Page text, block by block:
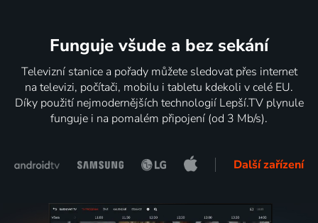
Funguje všude a bez sekání
Televizní stanice a pořady můžete sledovat přes internet
na televizi, počítači, mobilu i tabletu kdekoli v celé EU.
Díky použití nejmodernějších technologií Lepší.TV plynule
funguje i na pomalém připojení (od 3 Mb/s).
Další zařízení